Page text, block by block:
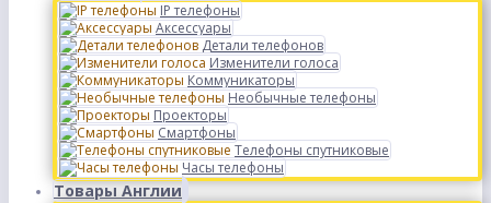
IP телефоны
Аксессуары
Детали телефонов
Изменители голоса
Коммуникаторы
Необычные телефоны
Проекторы
Смартфоны
Телефоны спутниковые
Часы телефоны
Товары Англии